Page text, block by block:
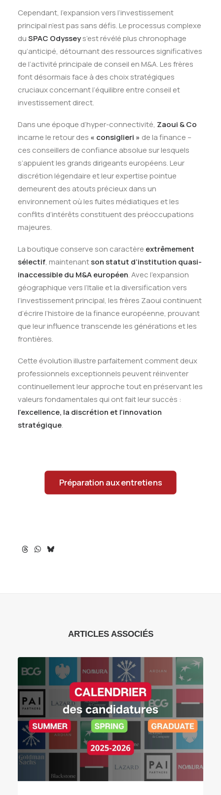
Cependant, l’expansion vers l’investissement
principal n’est pas sans défis. Le processus complexe
duSPAC Odysseys’est révélé plus chronophage
qu’anticipé, détournant des ressources significatives
de l’activité principale de conseil en M&A. Les frères
font désormais face à des choix stratégiques
cruciaux concernant l’équilibre entre conseil et
investissement direct.
Dans une époque d’hyper-connectivité, Zaoui & Co
incarne le retour des « consiglieri » de la finance –
ces conseillers de confiance absolue sur lesquels
s’appuient les grands dirigeants européens. Leur
discrétion légendaire et leur expertise pointue
demeurent des atouts précieux dans un
environnement où les fuites médiatiques et les
conflits d’intérêts constituent des préoccupations
majeures.
La boutique conserve son caractère extrêmement
sélectif, maintenantson statut d’institution quasi-
inaccessible du M&A européen. Avec l’expansion
géographique vers l’Italie et la diversification vers
l’investissement principal, les frères Zaoui continuent
d’écrire l’histoire de la finance européenne, prouvant
que leur influence transcende les générations et les
frontières.
Cette évolution illustre parfaitement comment deux
professionnels exceptionnels peuvent réinventer
continuellement leur approche tout en préservant les
valeurs fondamentales qui ont fait leur succès :
l’excellence, la discrétion et l’innovation
stratégique.
Préparation aux entretiens
ARTICLES ASSOCIÉS